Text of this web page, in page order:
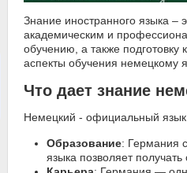
Знание иностранного языка –
академическим и
обучению, а также
аспекты обучения немецкому
Что дает знание
Немецкий - официальный
Образование: Германия
языка позволяет